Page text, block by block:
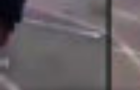
E-Mail-Adresse (optional):
Kommentar:
Alle HTML-Tags außer <br>, <strike> und <i> werden
URLs werden automatisch umgewandelt. Bitte verwende